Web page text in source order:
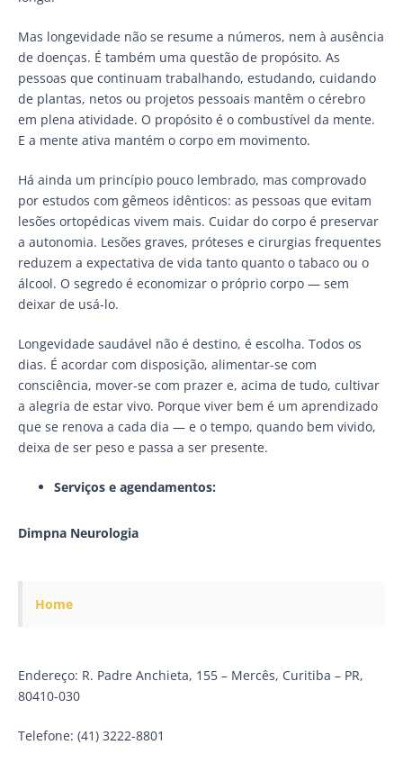
Mas longevidade não se resume a números, nem à ausência
de doenças. É também uma questão de propósito. As
pessoas que continuam trabalhando, estudando, cuidando
de plantas, netos ou projetos pessoais mantêm o cérebro
em plena atividade. O propósito é o combustível da mente.
E a mente ativa mantém o corpo em movimento.
Há ainda um princípio pouco lembrado, mas comprovado
por estudos com gêmeos idênticos: as pessoas que evitam
lesões ortopédicas vivem mais. Cuidar do corpo é preservar
a autonomia. Lesões graves, próteses e cirurgias frequentes
reduzem a expectativa de vida tanto quanto o tabaco ou o
álcool. O segredo é economizar o próprio corpo — sem
deixar de usá-lo.
Longevidade saudável não é destino, é escolha. Todos os
dias. É acordar com disposição, alimentar-se com
consciência, mover-se com prazer e, acima de tudo, cultivar
a alegria de estar vivo. Porque viver bem é um aprendizado
que se renova a cada dia — e o tempo, quando bem vivido,
deixa de ser peso e passa a ser presente.
Serviços e agendamentos:
Dimpna Neurologia
Home
Endereço: R. Padre Anchieta, 155 – Mercês, Curitiba – PR,
80410-030
Telefone: (41) 3222-8801